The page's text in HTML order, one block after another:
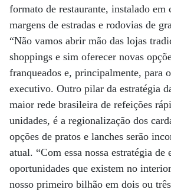
formato de restaurante, instalado em
margens de estradas e rodovias de
“Não vamos abrir mão das lojas
shoppings e sim oferecer novas
franqueados e, principalmente, para
executivo. Outro pilar da estratégia
maior rede brasileira de refeições
unidades, é a regionalização dos
opções de pratos e lanches serão
atual. “Com essa nossa estratégia de
oportunidades que existem no
nosso primeiro bilhão em dois ou